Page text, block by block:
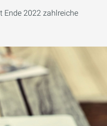
Ende 2022 zahlreiche